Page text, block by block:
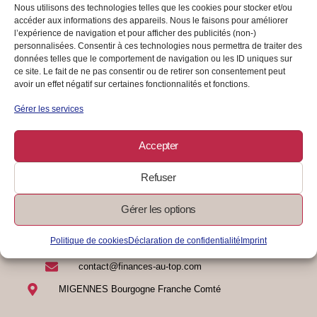
Nous utilisons des technologies telles que les cookies pour stocker et/ou
accéder aux informations des appareils. Nous le faisons pour améliorer
l’expérience de navigation et pour afficher des publicités (non-)
personnalisées. Consentir à ces technologies nous permettra de traiter des
données telles que le comportement de navigation ou les ID uniques sur
ce site. Le fait de ne pas consentir ou de retirer son consentement peut
avoir un effet négatif sur certaines fonctionnalités et fonctions.
Gérer les services
Accepter
Refuser
Gérer les options
Politique de cookiesDéclaration de confidentialitéImprint
AUTO-ENTREPRENDRE
Evite la phobie administrative en apportant un soin particulier au
classement et au rangement.
05/08/2024 / 0 Commentaire
07 83 17 81 04
contact@finances-au-top.com
MIGENNES Bourgogne Franche Comté